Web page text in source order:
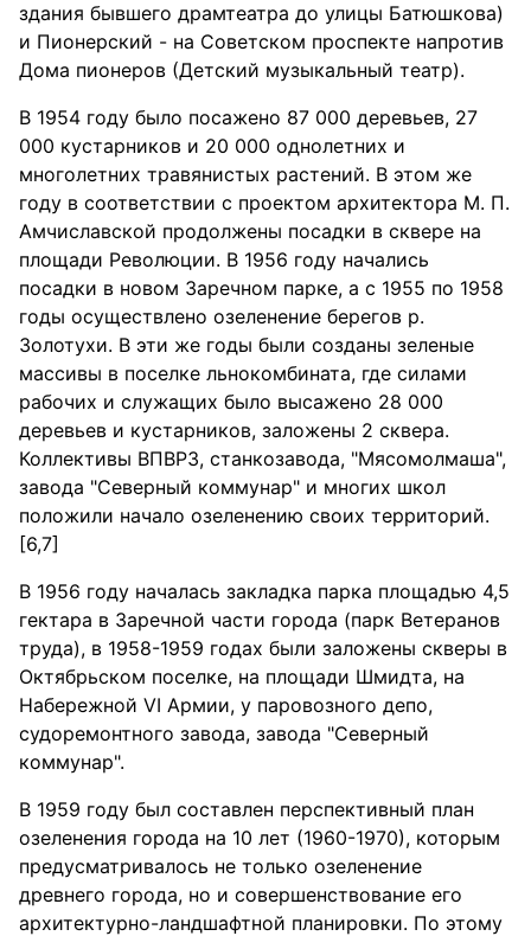
здания бывшего драмтеатра до улицы Батюшкова)
и Пионерский - на Советском проспекте напротив
Дома пионеров (Детский музыкальный театр).
В 1954 году было посажено 87 000 деревьев, 27
000 кустарников и 20 000 однолетних и
многолетних травянистых растений. В этом же
году в соответствии с проектом архитектора М. П.
Амчиславской продолжены посадки в сквере на
площади Революции. В 1956 году начались
посадки в новом Заречном парке, а с 1955 по 1958
годы осуществлено озеленение берегов р.
Золотухи. В эти же годы были созданы зеленые
массивы в поселке льнокомбината, где силами
рабочих и служащих было высажено 28 000
деревьев и кустарников, заложены 2 сквера.
Коллективы ВПВРЗ, станкозавода, "Мясомолмаша",
завода "Северный коммунар" и многих школ
положили начало озеленению своих территорий.
[6,7]
В 1956 году началась закладка парка площадью 4,5
гектара в Заречной части города (парк Ветеранов
труда), в 1958-1959 годах были заложены скверы в
Октябрьском поселке, на площади Шмидта, на
Набережной VI Армии, у паровозного депо,
судоремонтного завода, завода "Северный
коммунар".
В 1959 году был составлен перспективный план
озеленения города на 10 лет (1960-1970), которым
предусматривалось не только озеленение
древнего города, но и совершенствование его
архитектурно-ландшафтной планировки. По этому